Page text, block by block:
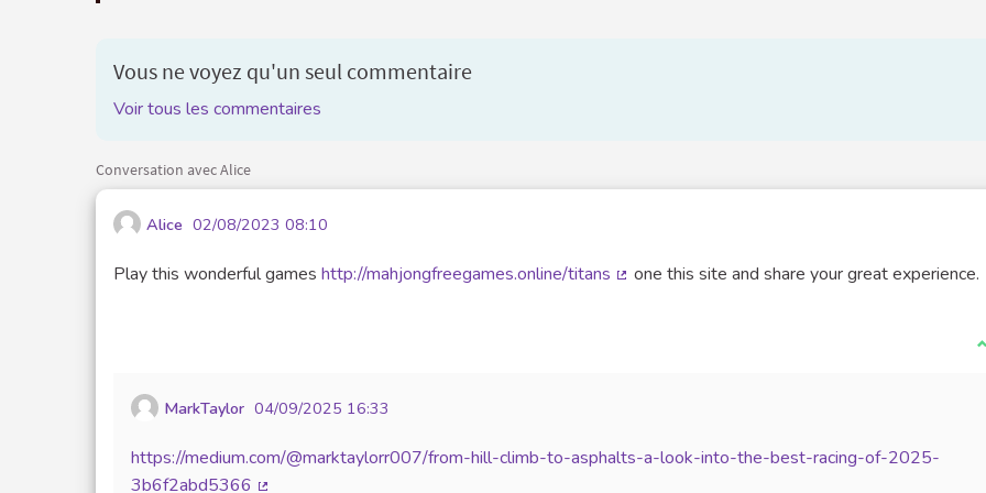
Vous ne voyez qu'un seul commentaire
Voir tous les commentaires
Conversation avec Alice
Alice 02/08/2023 08:10
Play this wonderful games http://mahjongfreegames.online/titans one this site and share your great experience.
MarkTaylor 04/09/2025 16:33
https://medium.com/@marktaylorr007/from-hill-climb-to-asphalts-a-look-into-the-best-racing-of-2025-
3b6f2abd5366